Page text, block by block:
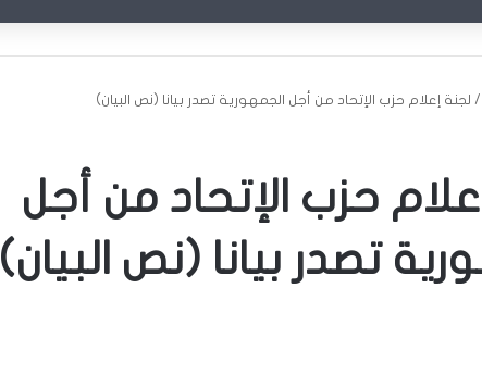
/ لجنة إعلام حزب الإتحاد من أجل الجمهورية تصدر بيانا (نص البيان)
حزب الإتحاد من أجل
تصدر بيانا (نص البيان)